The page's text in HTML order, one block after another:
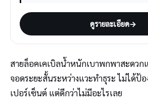
ดูรายละเอียด→
สายล็อคเคเบิลน้ำหนักเบาพกพาสะดว
จอดระยะสั้นระหว่างแวะทำธุระ ไม่ได้ป้
เปอร์เซ็นต์ แต่ดีกว่าไม่มีอะไรเลย